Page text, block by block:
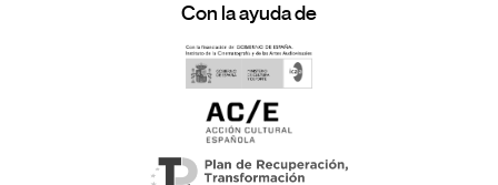
Con la ayuda de